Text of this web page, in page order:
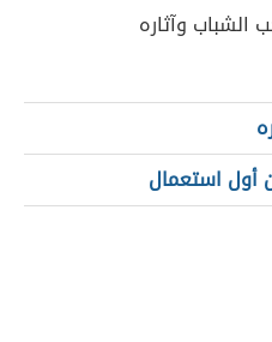
أول استعمال